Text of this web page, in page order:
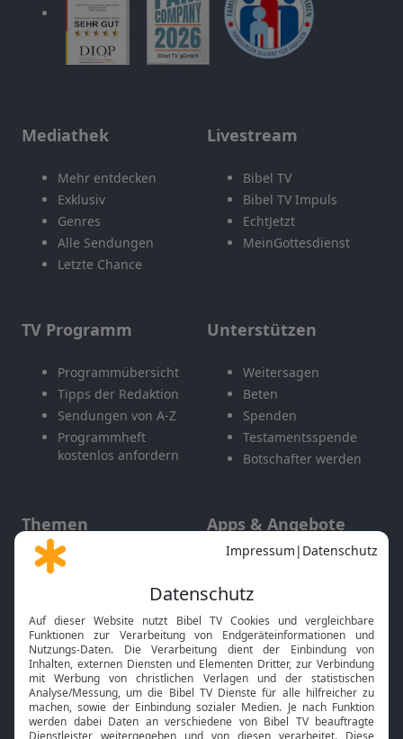
Mediathek
Mehr entdecken
Exklusiv
Genres
Alle Sendungen
Letzte Chance
Livestream
Bibel TV
Bibel TV Impuls
EchtJetzt
MeinGottesdienst
TV Programm
Programmübersicht
Tipps der Redaktion
Sendungen von A-Z
Programmheft
kostenlos anfordern
Unterstützen
Weitersagen
Beten
Spenden
Testamentsspende
Botschafter werden
Themen
Gott und Bibel erklärt
Neuigkeiten
Apps & Angebote
Mobile App
Smart TV
HbbTV
Bibelthek Online-Bibel
Nächster Gottesdienst